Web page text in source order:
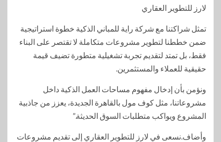
لارز للتطوير العقاري
تمثل شراكتنا مع شركة راية للمباني الذكية خطوة استراتيجية
ضمن خططنا لتطوير مشروعات متكاملة لا تقتصر على البناء
فقط، بل تمتد لتقديم تجربة تشغيلية متطورة تضيف قيمة
حقيقية للعملاء والمستثمرين.
ونؤمن بأن إدخال مفهوم مساحات العمل الذكية داخل
مشروعاتنا، مثل كوف مول بالقاهرة الجديدة، يعزز من جاذبية
المشروع ويواكب متطلبات السوق الحديثة.”
وأضاف.نسعى في لارز للتطوير العقاري إلى تقديم مشروعات